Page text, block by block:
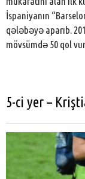
İspaniyanın
qələbəyə aparıb.
mövsümdə 50 qol
5-ci yer –